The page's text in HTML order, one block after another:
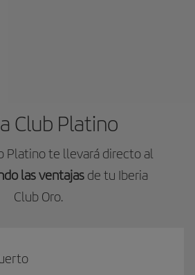
Club Platino
Platino te llevará directo al
las ventajas de tu Iberia
Club Oro.